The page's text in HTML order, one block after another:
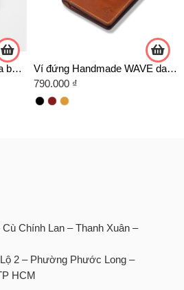
Ví ngang LAVA CROSS da bò cao cấp Ví đứng Handmade WAVE da Veg
790.000 ₫
Chính Lan – Thanh Xuân –
2 – Phường Phước Long –
HCM